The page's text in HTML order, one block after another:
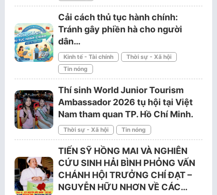
Cải cách thủ tục hành chính:
Tránh gây phiền hà cho người
dân…
Kinh tế - Tài chính
Thời sự - Xã hội
Tin nóng
Thí sinh World Junior Tourism
Ambassador 2026 tụ hội tại Việt
Nam tham quan TP. Hồ Chí Minh.
Thời sự - Xã hội Tin nóng
TIẾN SỸ HỒNG MAI VÀ NGHIÊN
CỨU SINH HẢI BÌNH PHỎNG VẤN
CHÁNH HỘI TRƯỞNG CHÍ ĐẠT –
NGUYỄN HỮU NHƠN VỀ CÁC…